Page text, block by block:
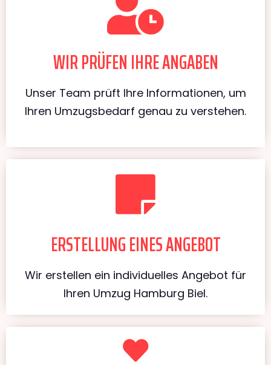
WIR PRÜFEN IHRE ANGABEN
Unser Team prüft Ihre Informationen, um
Ihren Umzugsbedarf genau zu verstehen.
ERSTELLUNG EINES ANGEBOT
Wir erstellen ein individuelles Angebot für
Ihren Umzug Hamburg Biel.